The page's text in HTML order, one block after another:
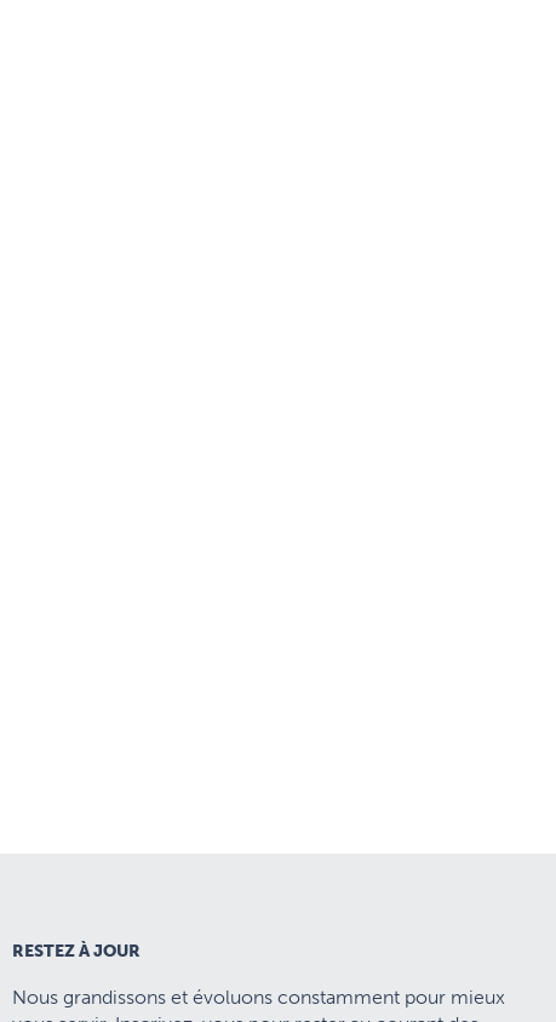
RESTEZ À JOUR
Nous grandissons et évoluons constamment pour mieux